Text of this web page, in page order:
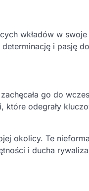
wkładów w
i pasję
go do
które odegrały
okolicy. Te
i ducha